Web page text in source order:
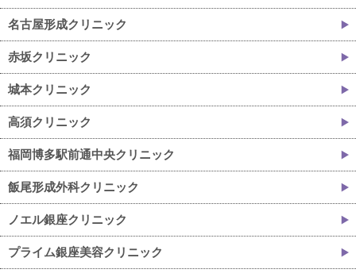
名古屋形成クリニック
赤坂クリニック
城本クリニック
高須クリニック
福岡博多駅前通中央クリニック
飯尾形成外科クリニック
ノエル銀座クリニック
プライム銀座美容クリニック